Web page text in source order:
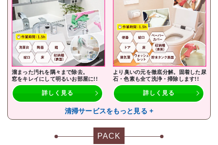
溜まった汚れを隅々まで除去。
窓をキレイにして明るいお部屋に!!
詳しく見る
より臭いの元を徹底分解。固着した尿
石・色素も全て洗浄・掃除します!!
詳しく見る
清掃サービスをもっと見る +
PACK